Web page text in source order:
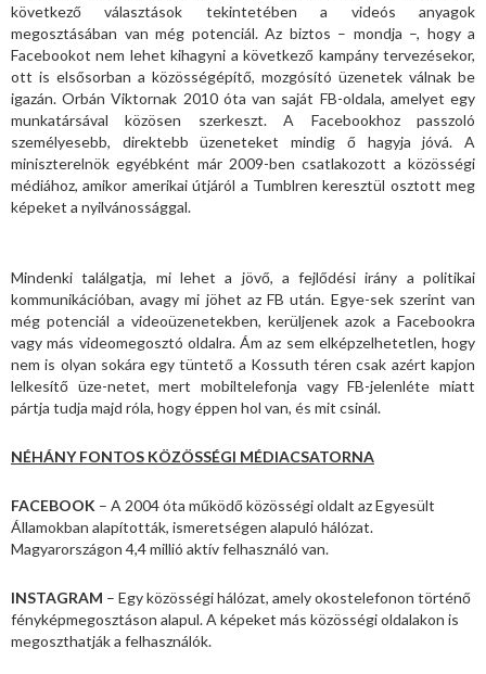
következő választások tekintetében a videós anyagok
megosztásában van még potenciál. Az biztos – mondja –, hogy a
Facebookot nem lehet kihagyni a következő kampány tervezésekor,
ott is elsősorban a közösségépítő, mozgósító üzenetek válnak be
igazán. Orbán Viktornak 2010 óta van saját FB-oldala, amelyet egy
munkatársával közösen szerkeszt. A Facebookhoz passzoló
személyesebb, direktebb üzeneteket mindig ő hagyja jóvá. A
miniszterelnök egyébként már 2009-ben csatlakozott a közösségi
médiához, amikor amerikai útjáról a Tumblren keresztül osztott meg
képeket a nyilvánossággal.
Mindenki találgatja, mi lehet a jövő, a fejlődési irány a politikai
kommunikációban, avagy mi jöhet az FB után. Egye-sek szerint van
még potenciál a videoüzenetekben, kerüljenek azok a Facebookra
vagy más videomegosztó oldalra. Ám az sem elképzelhetetlen, hogy
nem is olyan sokára egy tüntető a Kossuth téren csak azért kapjon
lelkesítő üze-netet, mert mobiltelefonja vagy FB-jelenléte miatt
pártja tudja majd róla, hogy éppen hol van, és mit csinál.
NÉHÁNY FONTOS KÖZÖSSÉGI MÉDIACSATORNA
FACEBOOK – A 2004 óta működő közösségi oldalt az Egyesült
Államokban alapították, ismeretségen alapuló hálózat.
Magyarországon 4,4 millió aktív felhasználó van.
INSTAGRAM – Egy közösségi hálózat, amely okostelefonon történő
fényképmegosztáson alapul. A képeket más közösségi oldalakon is
megoszthatják a felhasználók.